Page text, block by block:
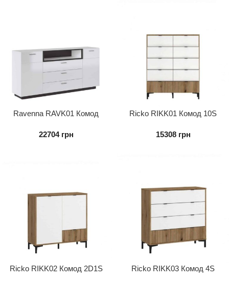
Ravenna RAVK01 Комод
22704 грн
Ricko RIKK01 Комод 10S
15308 грн
Ricko RIKK02 Комод 2D1S Ricko RIKK03 Комод 4S